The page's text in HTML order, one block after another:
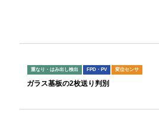
重なり・はみ出し検出 FPD・PV 変位センサ
ガラス基板の2枚送り判別